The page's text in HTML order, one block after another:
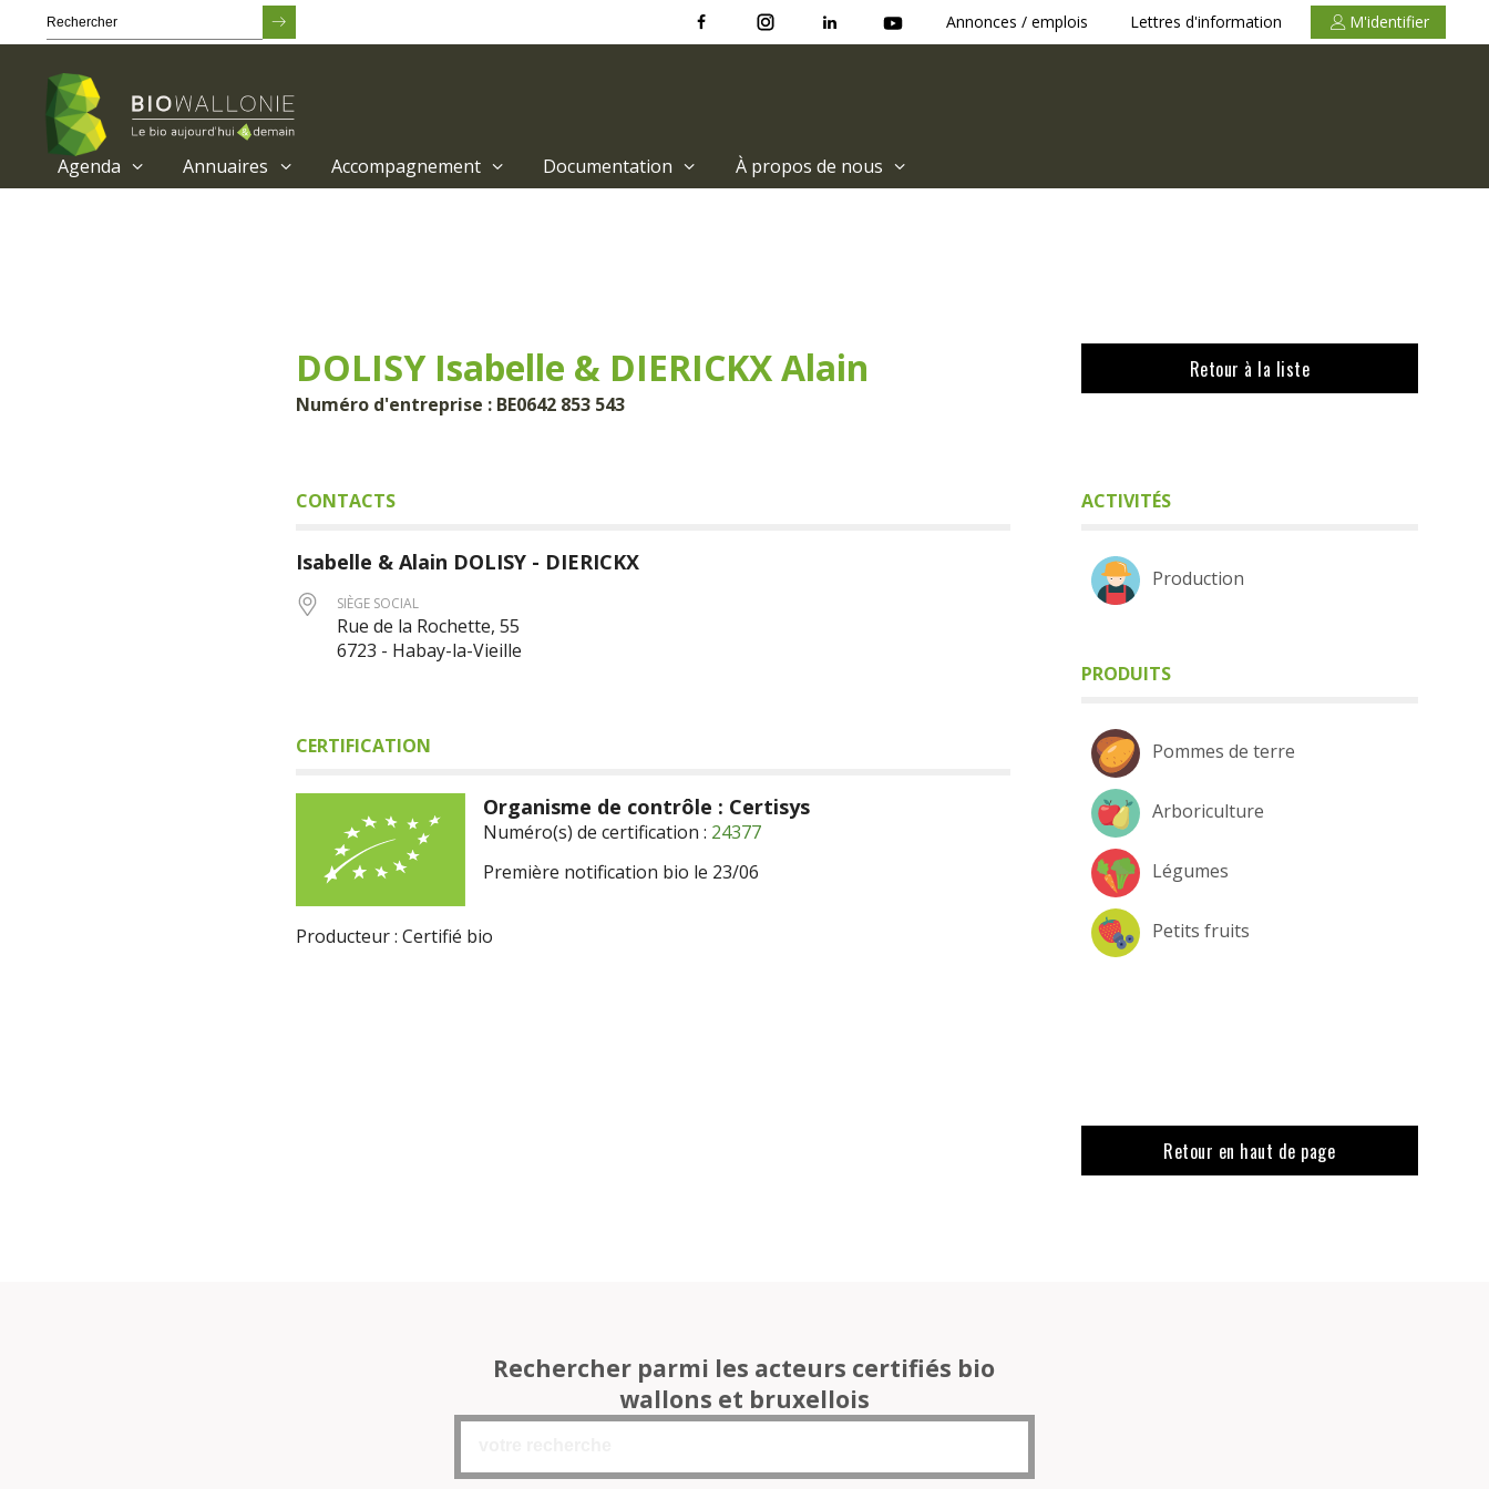
Annonces / emplois Lettres d'information M'identifier
Agenda Annuaires Accompagnement Documentation À propos de nous
DOLISY Isabelle & DIERICKX Alain
Numéro d'entreprise : BE0642 853 543
CONTACTS
Isabelle & Alain DOLISY - DIERICKX
SIÈGE SOCIAL
Rue de la Rochette, 55
6723 - Habay-la-Vieille
CERTIFICATION
Organisme de contrôle : Certisys
Numéro(s) de certification : 24377
Première notification bio le 23/06
Producteur : Certifié bio
Retour à la liste
ACTIVITÉS
Production
PRODUITS
Pommes de terre
Arboriculture
Légumes
Petits fruits
Retour en haut de page
Rechercher parmi les acteurs certifiés bio
wallons et bruxellois